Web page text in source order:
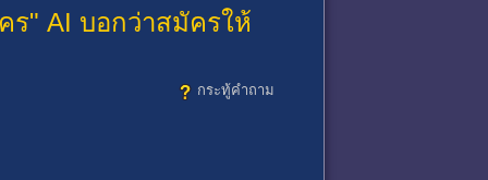
ร" AI บอกว่าสมัครให้
กระทู้คำถาม